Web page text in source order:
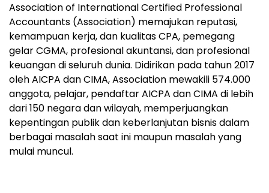
Association of International Certified Professional
Accountants (Association) memajukan reputasi,
kemampuan kerja, dan kualitas CPA, pemegang
gelar CGMA, profesional akuntansi, dan profesional
keuangan di seluruh dunia. Didirikan pada tahun 2017
oleh AICPA dan CIMA, Association mewakili 574.000
anggota, pelajar, pendaftar AICPA dan CIMA di lebih
dari 150 negara dan wilayah, memperjuangkan
kepentingan publik dan keberlanjutan bisnis dalam
berbagai masalah saat ini maupun masalah yang
mulai muncul.